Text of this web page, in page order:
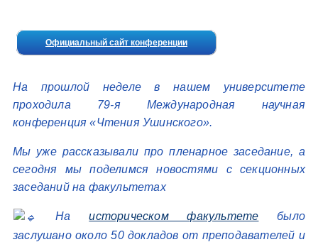
Официальный сайт конференции
На прошлой неделе в нашем университете
проходила 79-я Международная научная
конференция «Чтения Ушинского».
Мы уже рассказывали про пленарное заседание, а
сегодня мы поделимся новостями с секционных
заседаний на факультетах
Наисторическом факультете было
заслушано около 50 докладов от преподавателей и